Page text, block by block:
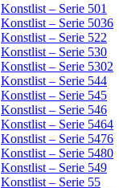
Konstlist – Serie 501
Konstlist – Serie 5036
Konstlist – Serie 522
Konstlist – Serie 530
Konstlist – Serie 5302
Konstlist – Serie 544
Konstlist – Serie 545
Konstlist – Serie 546
Konstlist – Serie 5464
Konstlist – Serie 5476
Konstlist – Serie 5480
Konstlist – Serie 549
Konstlist – Serie 55